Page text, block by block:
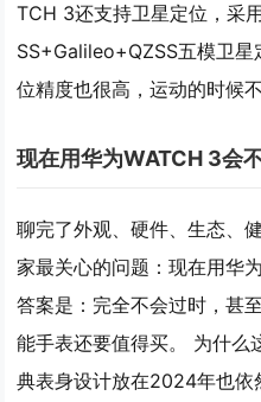
TCH 3还支持卫星定位，采
SS+Galileo+QZSS五模卫
位精度也很高，运动的时候
现在用华为WATCH 3会
聊完了外观、硬件、生态、
家最关心的问题：现在用华
答案是：完全不会过时，甚
能手表还要值得买。 为什么
典表身设计放在2024年也依